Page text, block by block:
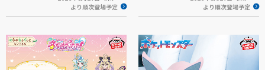
より順次登場予定
より順次登場予定